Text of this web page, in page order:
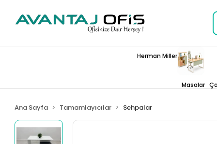
Herman Miller
Masalar
Ana Sayfa Tamamlayıcılar Sehpalar